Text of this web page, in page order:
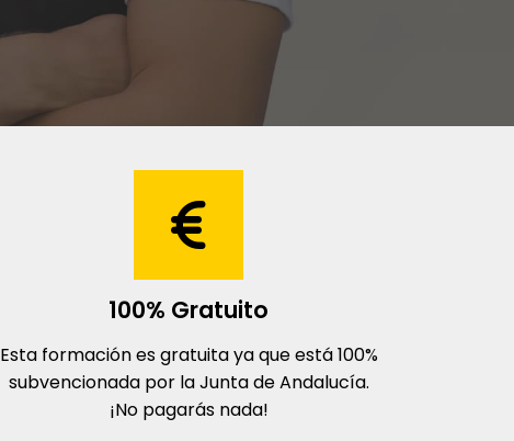
100% Gratuito
Esta formación es gratuita ya que está 100%
subvencionada por la Junta de Andalucía.
¡No pagarás nada!